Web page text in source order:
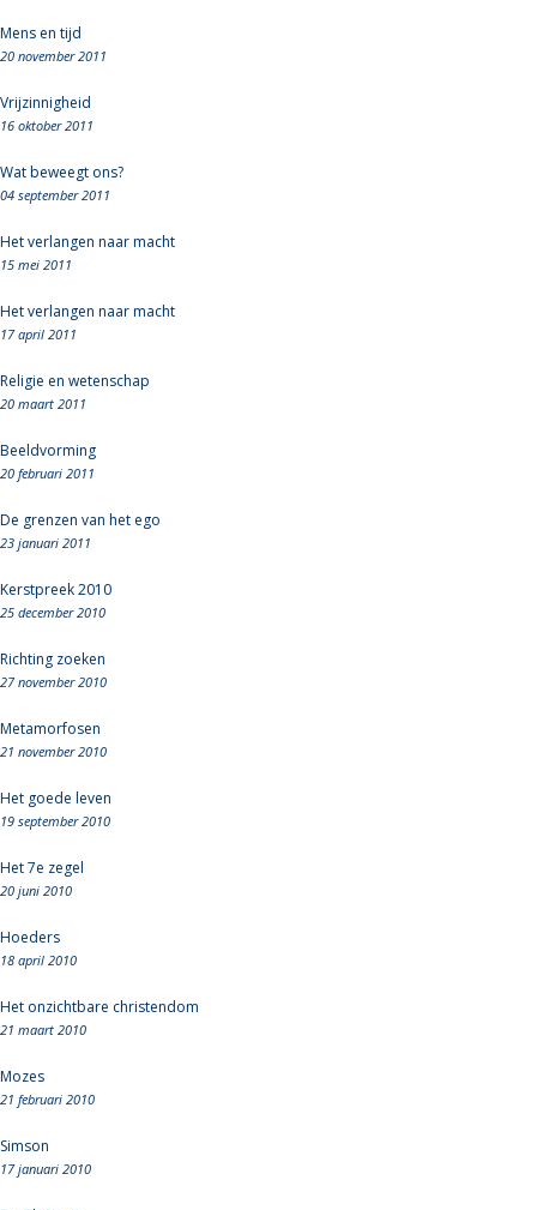
Mens en tijd
20 november 2011
Vrijzinnigheid
16 oktober 2011
Wat beweegt ons?
04 september 2011
Het verlangen naar macht
15 mei 2011
Het verlangen naar macht
17 april 2011
Religie en wetenschap
20 maart 2011
Beeldvorming
20 februari 2011
De grenzen van het ego
23 januari 2011
Kerstpreek 2010
25 december 2010
Richting zoeken
27 november 2010
Metamorfosen
21 november 2010
Het goede leven
19 september 2010
Het 7e zegel
20 juni 2010
Hoeders
18 april 2010
Het onzichtbare christendom
21 maart 2010
Mozes
21 februari 2010
Simson
17 januari 2010